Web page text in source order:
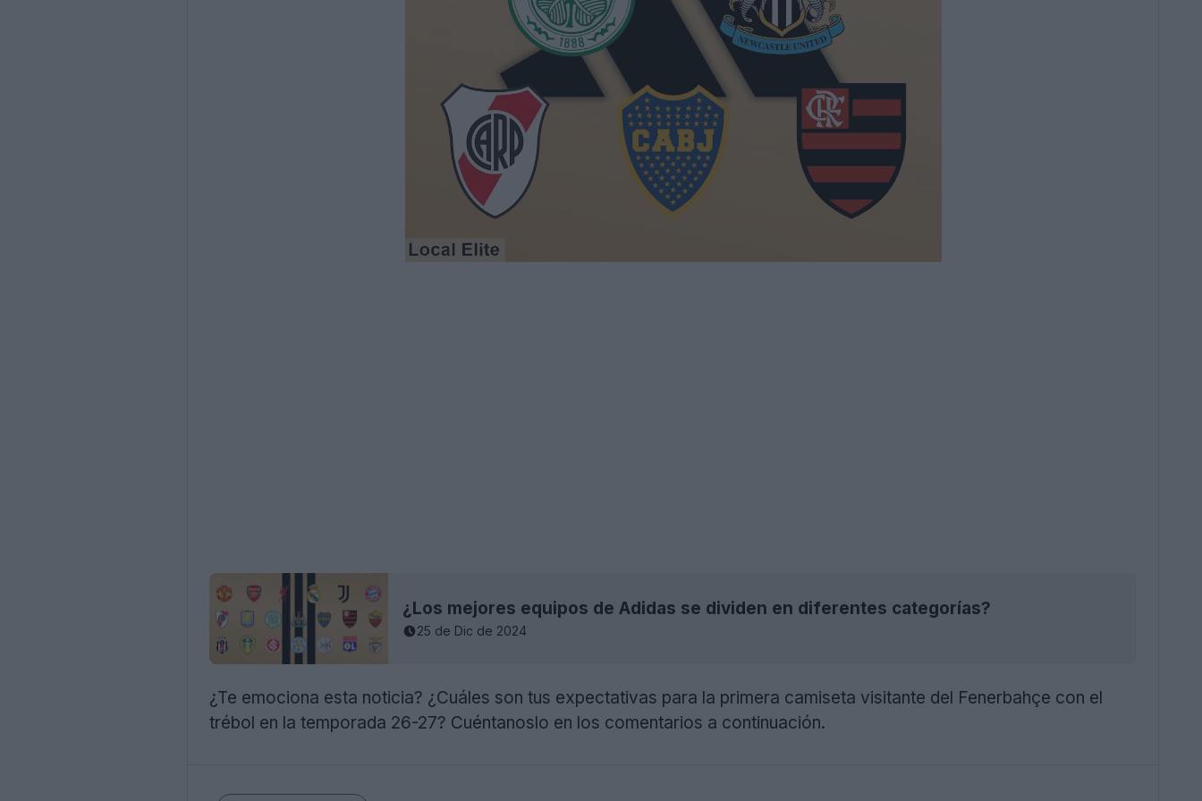
¿Los mejores equipos de Adidas se dividen en diferentes categorías?
25 de Dic de 2024
¿Te emociona esta noticia? ¿Cuáles son tus expectativas para la primera camiseta visitante del Fenerbahçe con el
trébol en la temporada 26-27? Cuéntanoslo en los comentarios a continuación.